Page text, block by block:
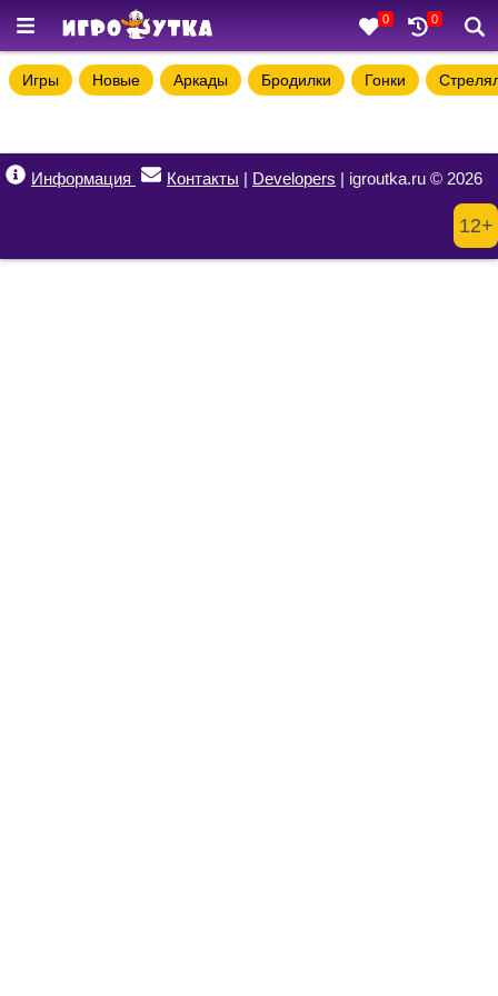
0 0
Игры Новые Аркады Бродилки Гонки
Информация Контакты | Developers | igroutka.ru © 2026
12+